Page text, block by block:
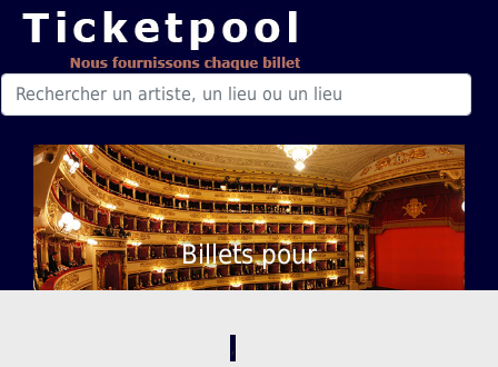
Billets pour
,